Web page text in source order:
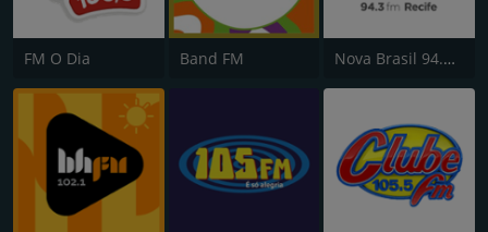
FM O Dia Band FM Nova Brasil 94.3 FM